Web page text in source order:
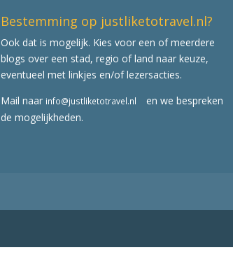
Bestemming op justliketotravel.nl?
Ook dat is mogelijk. Kies voor een of meerdere
blogs over een stad, regio of land naar keuze,
eventueel met linkjes en/of lezersacties.
Mail naar info@justliketotravel.nl
en we bespreken
de mogelijkheden.